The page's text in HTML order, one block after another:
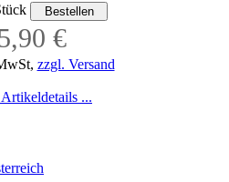
€
zzgl. Versand
...